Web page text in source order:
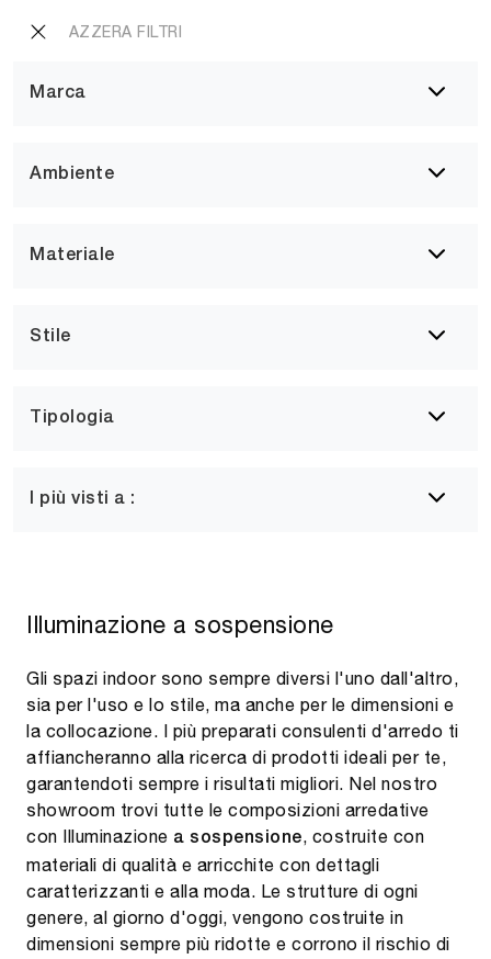
AZZERA FILTRI
Marca
Ambiente
Materiale
Stile
Tipologia
I più visti a :
Illuminazione a sospensione
Gli spazi indoor sono sempre diversi l'uno dall'altro,
sia per l'uso e lo stile, ma anche per le dimensioni e
la collocazione. I più preparati consulenti d'arredo ti
affiancheranno alla ricerca di prodotti ideali per te,
garantendoti sempre i risultati migliori. Nel nostro
showroom trovi tutte le composizioni arredative
con Illuminazione a sospensione, costruite con
materiali di qualità e arricchite con dettagli
caratterizzanti e alla moda. Le strutture di ogni
genere, al giorno d'oggi, vengono costruite in
dimensioni sempre più ridotte e corrono il rischio di